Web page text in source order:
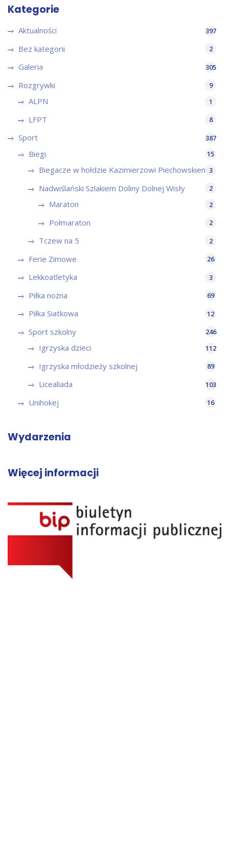
Kategorie
Aktualności 397
Bez kategorii 2
Galeria 305
Rozgrywki 9
ALPN 1
LFPT 8
Sport 387
Biegi 15
Biegacze w hołdzie Kazimierzowi Piechowskiemu
3
Nadwiślański Szlakiem Doliny Dolnej Wisły 2
Maraton 2
Połmaraton 2
Tczew na 5 2
Ferie Zimowe 26
Lekkoatletyka 3
Piłka nożna 69
Piłka Siatkowa 12
Sport szkolny 246
Igrzyska dzieci 112
Igrzyska młodzieży szkolnej 89
Licealiada 103
Unihokej 16
Wydarzenia
Więcej informacji